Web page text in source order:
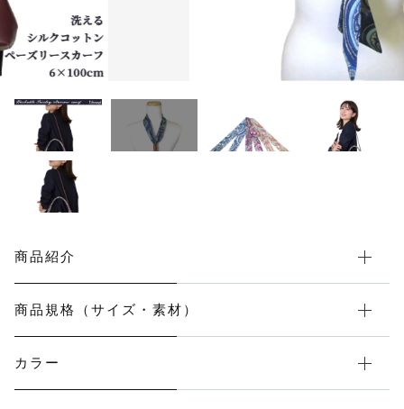
商品紹介
商品規格（サイズ・素材）
カラー
秋冬ストール（サスティナブルストール他）
春夏ストール
並び順
その他
在庫あり セール